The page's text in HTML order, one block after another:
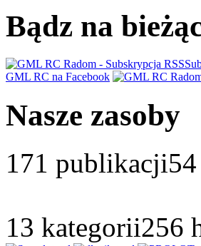
Bądz na
GML RC na Facebook
Nasze zasoby
171 publikacji54
13 kategorii256